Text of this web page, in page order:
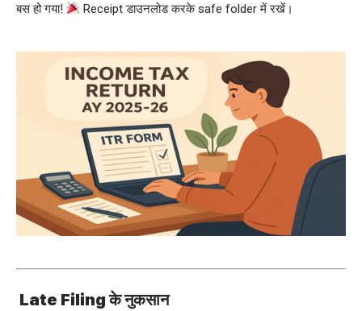
बस हो गया! Receipt डाउनलोड करके safe folder में रखें।
Late Filing के नुकसान